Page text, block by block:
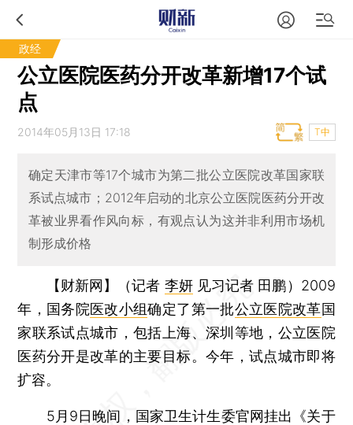
政经
公立医院医药分开改革新增17个试
点
2014年05月13日 17:18 T中
确定天津市等17个城市为第二批公立医院改革国家联
系试点城市；2012年启动的北京公立医院医药分开改
革被业界看作风向标，有观点认为这并非利用市场机
制形成价格
【财新网】（记者 李妍见习记者 田鹏） 2009
年，国务院医改小组确定了第一批公立医院改革国
家联系试点城市，包括上海、深圳等地，公立医院
医药分开是改革的主要目标。今年，试点城市即将
扩容。
5月9日晚间，国家卫生计生委官网挂出《关于